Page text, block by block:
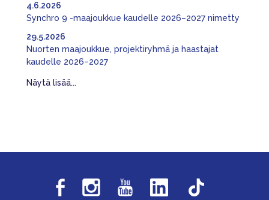
Synchro 9 -maajoukkue kaudelle 2026–2027 nimetty
4.6.2026
Nuorten maajoukkue, projektiryhmä ja haastajat
kaudelle 2026–2027
29.5.2026
Näytä lisää...